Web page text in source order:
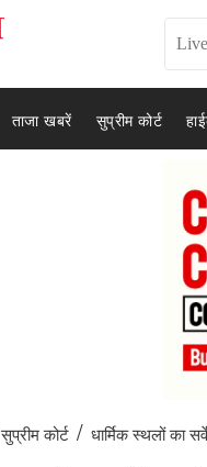
ताजा खबरें सुप्रीम कोर्ट
सुप्रीम कोर्ट / धार्मिक स्थलों का